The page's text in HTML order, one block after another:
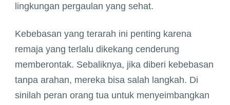
lingkungan pergaulan yang sehat.
Kebebasan yang terarah ini penting karena
remaja yang terlalu dikekang cenderung
memberontak. Sebaliknya, jika diberi kebebasan
tanpa arahan, mereka bisa salah langkah. Di
sinilah peran orang tua untuk menyeimbangkan